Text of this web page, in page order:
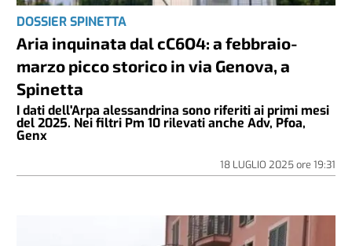
DOSSIER SPINETTA
Aria inquinata dal cC6O4: a febbraio-
marzo picco storico in via Genova, a
Spinetta
I dati dell'Arpa alessandrina sono riferiti ai primi mesi
del 2025. Nei filtri Pm 10 rilevati anche Adv, Pfoa,
Genx
18 LUGLIO 2025ore 19:31